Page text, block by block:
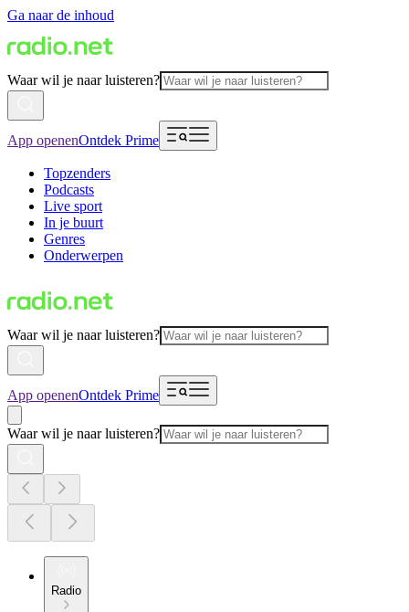
Ga naar de inhoud
Waar wil je naar luisteren?
App openenOntdek Prime
Topzenders
Podcasts
Live sport
In je buurt
Genres
Onderwerpen
Waar wil je naar luisteren?
App openenOntdek Prime
Waar wil je naar luisteren?
Radio